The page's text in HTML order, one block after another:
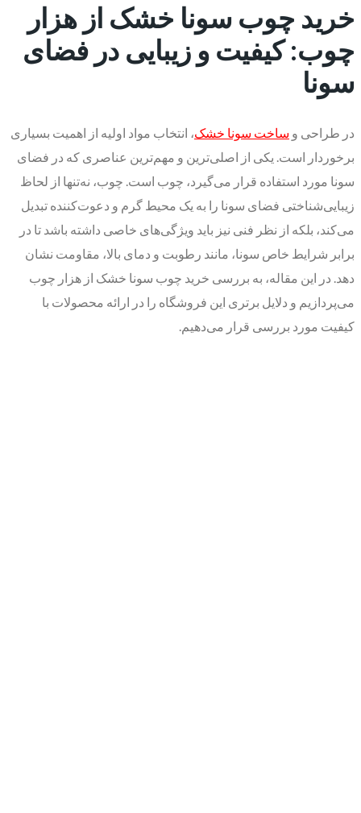
خرید چوب سونا خشک از هزار
چوب: کیفیت و زیبایی در فضای
سونا
در طراحی و ساخت سونا خشک، انتخاب مواد اولیه از اهمیت بسیاری
برخوردار است. یکی از اصلی‌ترین و مهم‌ترین عناصری که در فضای
سونا مورد استفاده قرار می‌گیرد، چوب است. چوب، نه‌تنها از لحاظ
زیبایی‌شناختی فضای سونا را به یک محیط گرم و دعوت‌کننده تبدیل
می‌کند، بلکه از نظر فنی نیز باید ویژگی‌های خاصی داشته باشد تا در
برابر شرایط خاص سونا، مانند رطوبت و دمای بالا، مقاومت نشان
دهد. در این مقاله، به بررسی خرید چوب سونا خشک از هزار چوب
می‌پردازیم و دلایل برتری این فروشگاه را در ارائه محصولات با
کیفیت مورد بررسی قرار می‌دهیم.